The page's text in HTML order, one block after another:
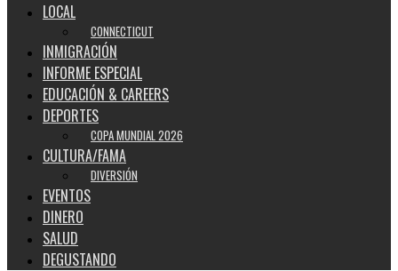
LOCAL
CONNECTICUT
INMIGRACIÓN
INFORME ESPECIAL
EDUCACIÓN & CAREERS
DEPORTES
COPA MUNDIAL 2026
CULTURA/FAMA
DIVERSIÓN
EVENTOS
DINERO
SALUD
DEGUSTANDO